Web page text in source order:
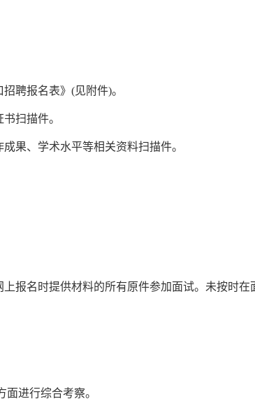
招聘报名表》(见附件)。
扫描件。
果、学术水平等相关资料扫描件。
报名时提供材料的所有原件参加面试。未按时在
进行综合考察。